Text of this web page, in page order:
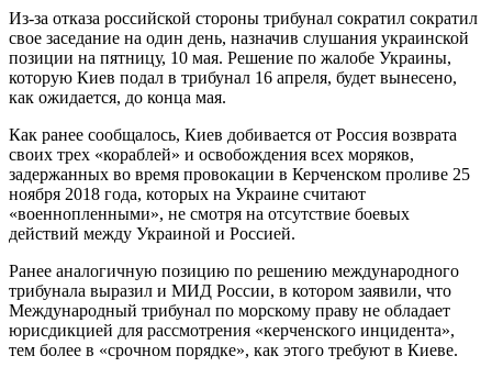
Из-за отказа российской стороны трибунал сократил сократил
свое заседание на один день, назначив слушания украинской
позиции на пятницу, 10 мая. Решение по жалобе Украины,
которую Киев подал в трибунал 16 апреля, будет вынесено,
как ожидается, до конца мая.
Как ранее сообщалось, Киев добивается от Россия возврата
своих трех «кораблей» и освобождения всех моряков,
задержанных во время провокации в Керченском проливе 25
ноября 2018 года, которых на Украине считают
«военнопленными», не смотря на отсутствие боевых
действий между Украиной и Россией.
Ранее аналогичную позицию по решению международного
трибунала выразил и МИД России, в котором заявили, что
Международный трибунал по морскому праву не обладает
юрисдикцией для рассмотрения «керченского инцидента»,
тем более в «срочном порядке», как этого требуют в Киеве.